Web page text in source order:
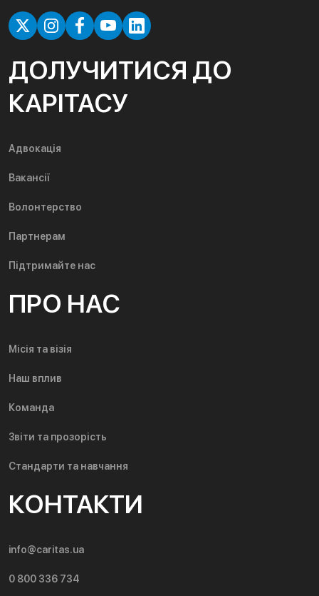
ДОЛУЧИТИСЯ ДО
КАРІТАСУ
Адвокація
Вакансії
Волонтерство
Партнерам
Підтримайте нас
ПРО НАС
Місія та візія
Наш вплив
Команда
Звіти та прозорість
Стандарти та навчання
КОНТАКТИ
info@caritas.ua
0 800 336 734